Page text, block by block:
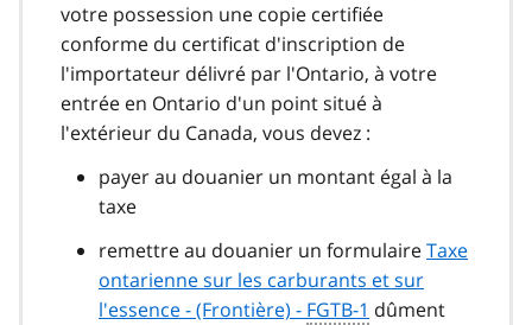
votre possession une copie certifiée
conforme du certificat d'inscription de
l'importateur délivré par l'Ontario, à votre
entrée en Ontario d'un point situé à
l'extérieur du Canada, vous devez :
payer au douanier un montant égal à la
taxe
remettre au douanier un formulaireTaxe
ontarienne sur les carburants et sur
l'essence - (Frontière) - FGTB-1 dûment